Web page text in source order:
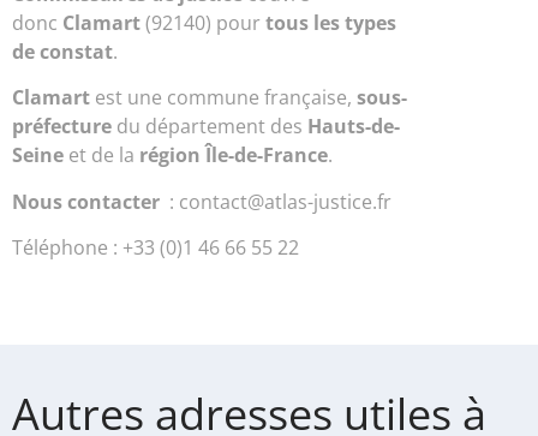
donc Clamart(92140) pour tous les types
de constat.
Clamart est une commune française, sous-
préfecture du département des Hauts-de-
Seine et de la région Île-de-France.
Nous contacter : contact@atlas-justice.fr
Téléphone : +33 (0)1 46 66 55 22
Autres adresses utiles à